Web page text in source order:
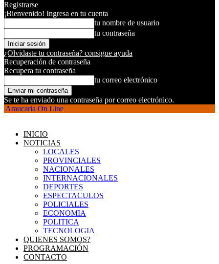
Registrarse
¡Bienvenido! Ingresa en tu cuenta
tu nombre de usuario
tu contraseña
¿Olvidaste tu contraseña? consigue ayuda
Recuperación de contraseña
Recupera tu contraseña
tu correo electrónico
Se te ha enviado una contraseña por correo electrónico.
Araucaria On Line
INICIO
NOTICIAS
LOCALES
PROVINCIALES
NACIONALES
INTERNACIONALES
DEPORTES
ESPECTACULOS
POLICIALES
ECONOMIA
POLITICA
TECNOLOGIA
QUIENES SOMOS?
PROGRAMACIÓN
CONTACTO